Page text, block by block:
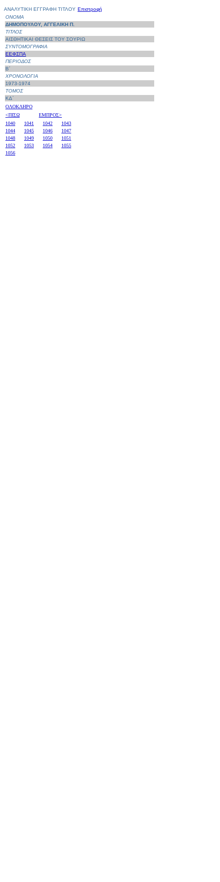
ΑΝΑΛΥΤΙΚΗ ΕΓΓΡΑΦΗ ΤΙΤΛΟΥ Επιστροφή
ΟΝΟΜΑ
ΔΗΜΟΠΟΥΛΟΥ, ΑΓΓΕΛΙΚΗ Π.
ΤΙΤΛΟΣ
ΑΙΣΘΗΤΙΚΑΙ ΘΕΣΕΙΣ ΤΟΥ ΣΟΥΡΙΩ
ΣΥΝΤΟΜΟΓΡΑΦΙΑ
ΕΕΦΣΠΑ
ΠΕΡΙΟΔΟΣ
Β΄
ΧΡΟΝΟΛΟΓΙΑ
1973-1974
ΤΟΜΟΣ
ΚΔ΄
ΟΛΟΚΛΗΡΟ
<ΠΙΣΩ
ΕΜΠΡΟΣ>
1040
1041 1042
1043
1044
1045 1046
1047
1048
1049 1050
1051
1052
1053 1054
1055
1056